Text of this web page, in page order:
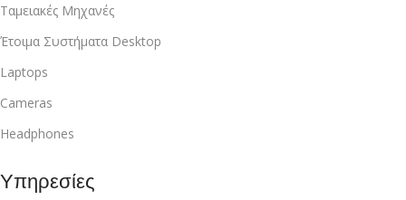
Ταμειακές Μηχανές
Έτοιμα Συστήματα Desktop
Laptops
Cameras
Headphones
Υπηρεσίες